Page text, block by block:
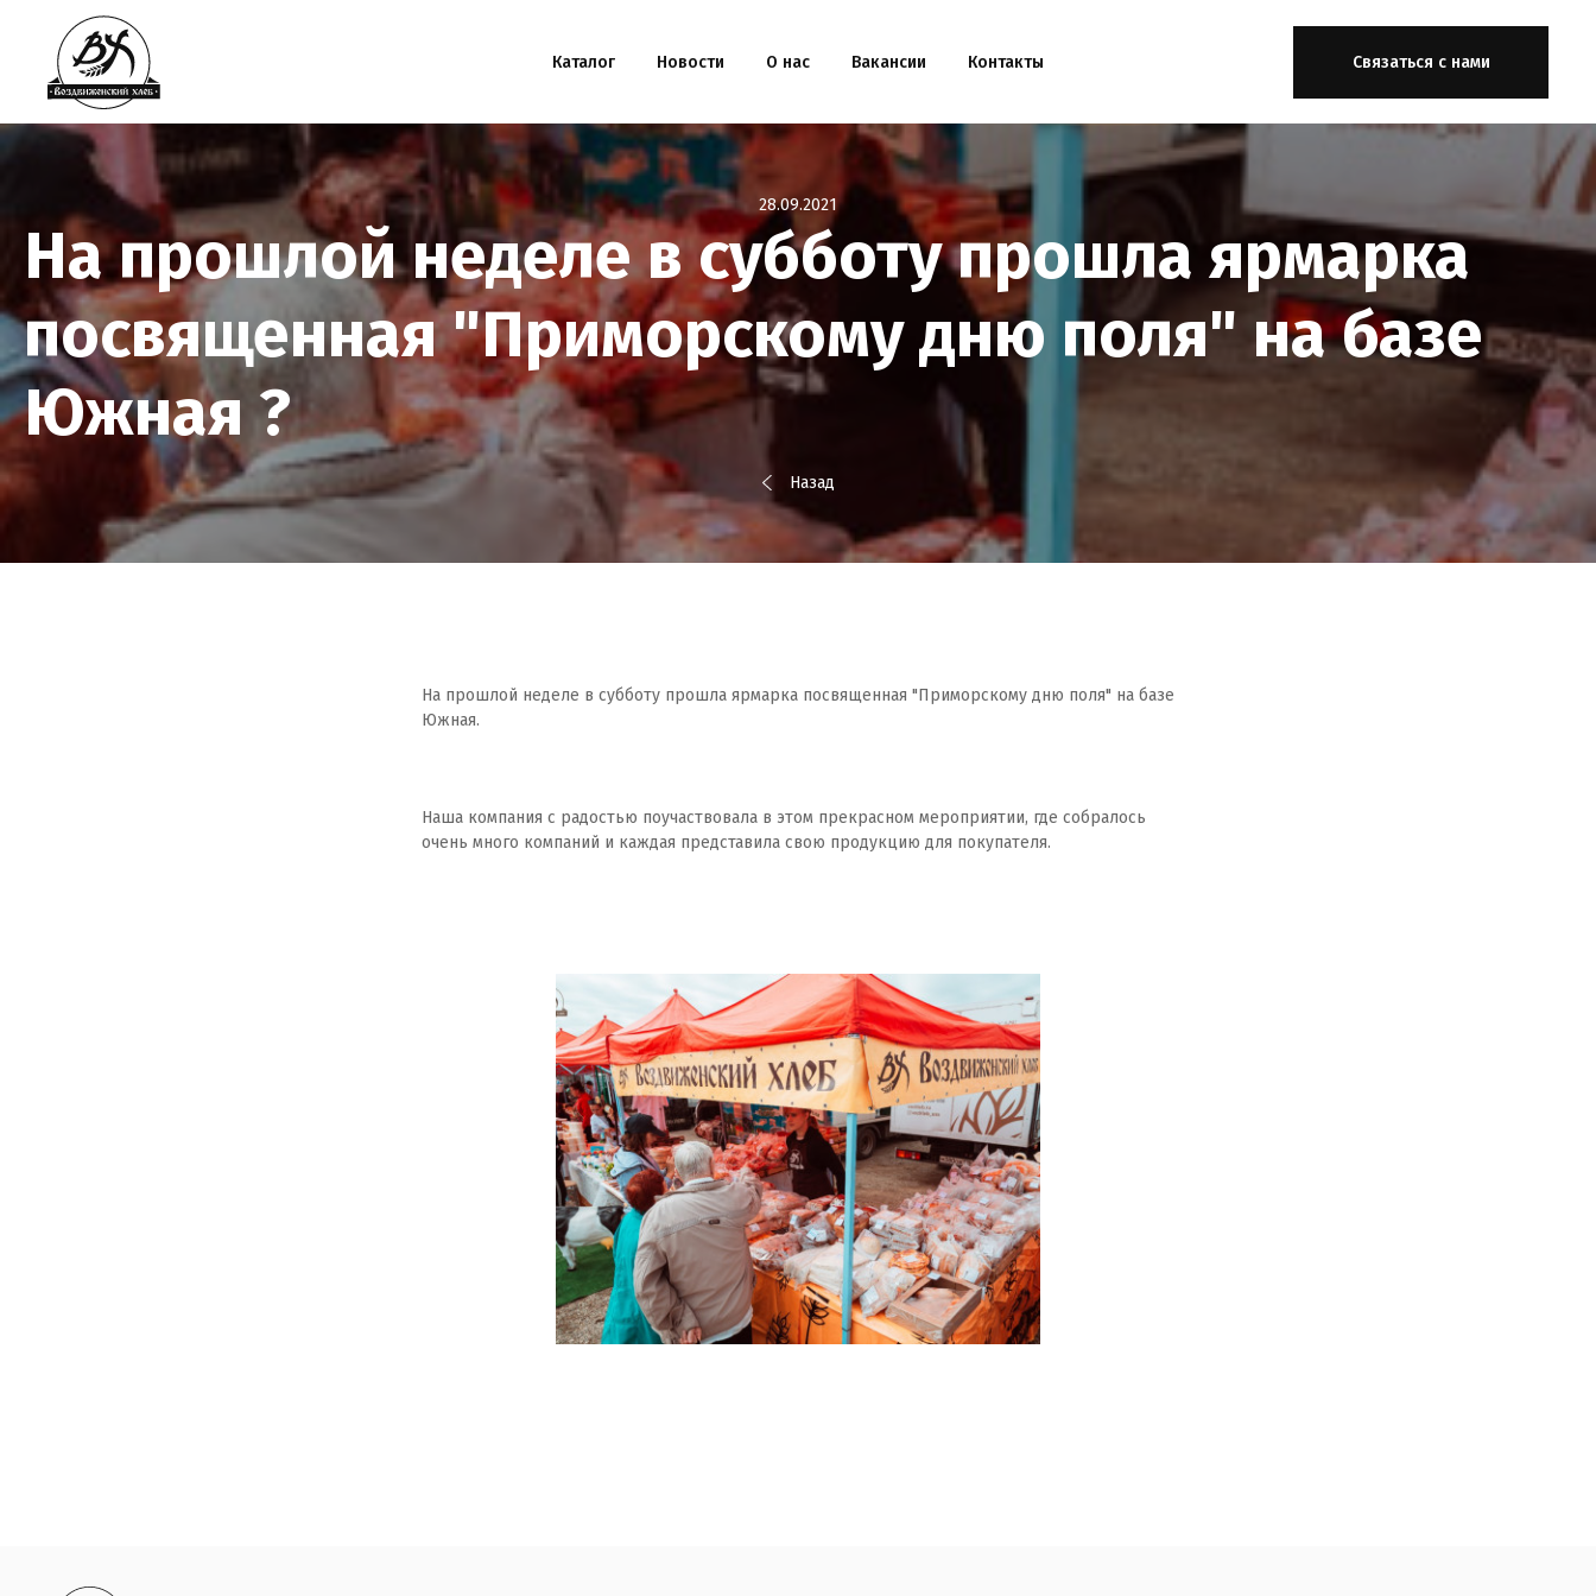
Каталог Новости О нас Вакансии Контакты Связаться с нами
28.09.2021
На прошлой неделе в субботу прошла ярмарка
посвященная "Приморскому дню поля" на базе
Южная ?
Назад
На прошлой неделе в субботу прошла ярмарка посвященная "Приморскому дню поля" на базе
Южная.
Наша компания с радостью поучаствовала в этом прекрасном мероприятии, где собралось
очень много компаний и каждая представила свою продукцию для покупателя.